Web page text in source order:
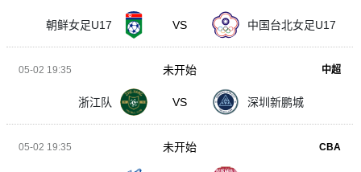
朝鲜女足U17 VS 中国台北女足U17
05-02 19:35 中超
浙江队 VS 深圳新鹏城
未开始
05-02 19:35 CBA
未开始